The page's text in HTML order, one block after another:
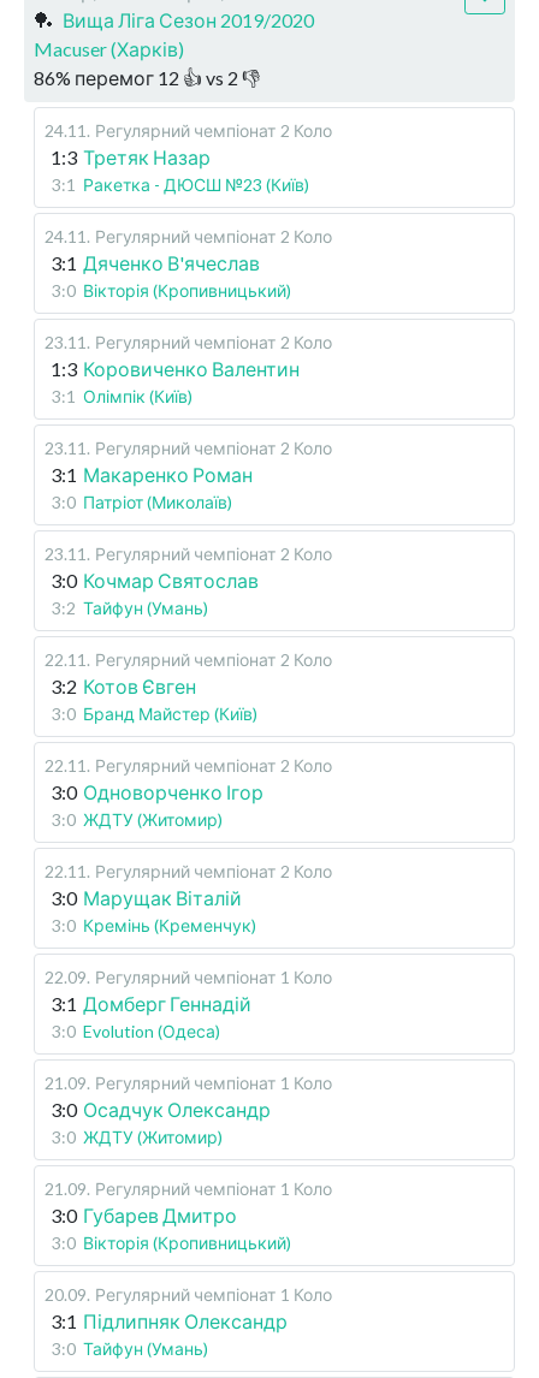
🏓 Вища Ліга Сезон 2019/2020
Macuser (Харків)
86% перемог 12 👍 vs 2 👎
24.11 . Регулярний чемпіонат 2 Коло
1:3 Третяк Назар
3:1 Ракетка - ДЮСШ №23 (Київ)
24.11 . Регулярний чемпіонат 2 Коло
3:1 Дяченко В'ячеслав
3:0 Вікторія (Кропивницький)
23.11 . Регулярний чемпіонат 2 Коло
1:3 Коровиченко Валентин
3:1 Олімпік (Київ)
23.11 . Регулярний чемпіонат 2 Коло
3:1 Макаренко Роман
3:0 Патріот (Миколаїв)
23.11 . Регулярний чемпіонат 2 Коло
3:0 Кочмар Святослав
3:2 Тайфун (Умань)
22.11 . Регулярний чемпіонат 2 Коло
3:2 Котов Євген
3:0 Бранд Майстер (Київ)
22.11 . Регулярний чемпіонат 2 Коло
3:0 Одноворченко Ігор
3:0 ЖДТУ (Житомир)
22.11 . Регулярний чемпіонат 2 Коло
3:0 Марущак Віталій
3:0 Кремінь (Кременчук)
22.09. Регулярний чемпіонат 1 Коло
3:1 Домберг Геннадій
3:0 Evolution (Одеса)
21.09. Регулярний чемпіонат 1 Коло
3:0 Осадчук Олександр
3:0 ЖДТУ (Житомир)
21.09. Регулярний чемпіонат 1 Коло
3:0 Губарев Дмитро
3:0 Вікторія (Кропивницький)
20.09. Регулярний чемпіонат 1 Коло
3:1 Підлипняк Олександр
3:0 Тайфун (Умань)